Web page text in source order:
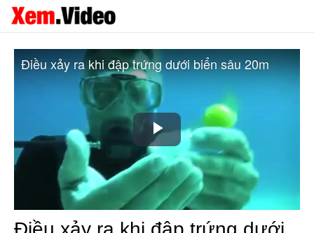
Play
Video
Điều xảy ra khi đập trứng dưới biển sâu 20m